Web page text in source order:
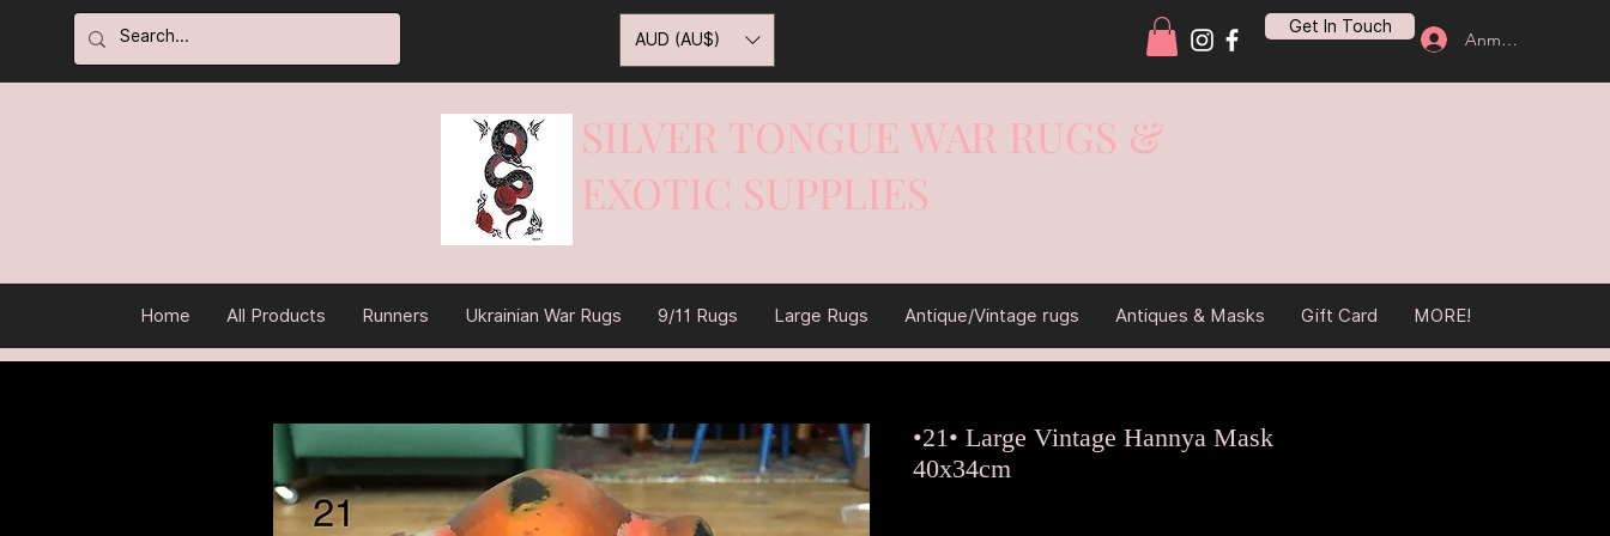
Get In Touch
Anmelden
AUD (AU$)
SILVER TONGUE WAR RUGS &
EXOTIC SUPPLIES
Home All Products Runners Ukrainian War Rugs 9/11 Rugs Large Rugs Antique/Vintage rugs Antiques & Masks Gift Card MORE!
•21• Large Vintage Hannya Mask
40x34cm